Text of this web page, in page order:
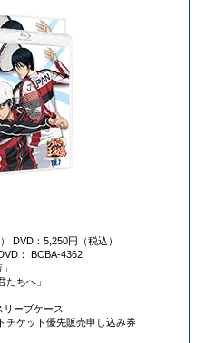
DVD：5,250円（税込）
： BCBA-4362
たちへ」
リーブケース
チケット優先販売申し込み券